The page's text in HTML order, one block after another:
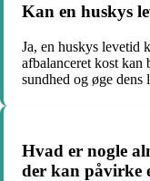
Kan en huskys
Ja, en huskys levetid
afbalanceret kost kan
sundhed og øge dens
Hvad er nogle
der kan påvirke